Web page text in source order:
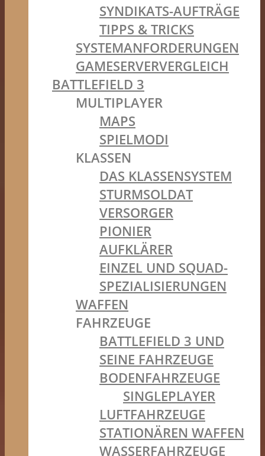
SYNDIKATS-AUFTRÄGE
TIPPS & TRICKS
SYSTEMANFORDERUNGEN
GAMESERVERVERGLEICH
BATTLEFIELD 3
MULTIPLAYER
MAPS
SPIELMODI
KLASSEN
DAS KLASSENSYSTEM
STURMSOLDAT
VERSORGER
PIONIER
AUFKLÄRER
EINZEL UND SQUAD-
SPEZIALISIERUNGEN
WAFFEN
FAHRZEUGE
BATTLEFIELD 3 UND
SEINE FAHRZEUGE
BODENFAHRZEUGE
SINGLEPLAYER
LUFTFAHRZEUGE
STATIONÄREN WAFFEN
WASSERFAHRZEUGE